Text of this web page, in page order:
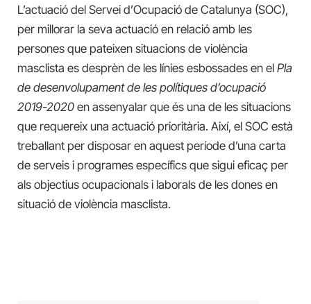
L’actuació del Servei d’Ocupació de Catalunya (SOC),
per millorar la seva actuació en relació amb les
persones que pateixen situacions de violència
masclista es desprèn de les línies esbossades en el Pla
de desenvolupament de les polítiques d’ocupació
2019-2020 en assenyalar que és una de les situacions
que requereix una actuació prioritària. Així, el SOC està
treballant per disposar en aquest període d’una carta
de serveis i programes específics que sigui eficaç per
als objectius ocupacionals i laborals de les dones en
situació de violència masclista.